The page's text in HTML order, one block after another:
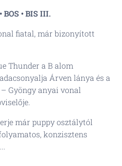
BOS • BIS III.
fiatal, már bizonyított
Thunder a B alom
Árven lánya és a
Gyöngy anyai vonal
már puppy osztálytól
konzisztens